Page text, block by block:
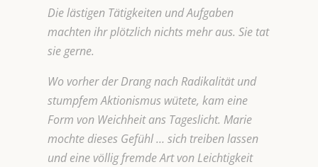
Die lästigen Tätigkeiten und Aufgaben
machten ihr plötzlich nichts mehr aus. Sie tat
sie gerne.
Wo vorher derDrang nach Radikalität und
stumpfem Aktionismus wütete, kam eine
Form von Weichheit ans Tageslicht. Marie
mochte dieses Gefühl … sich treiben lassen
und eine völlig fremde Art von Leichtigkeit